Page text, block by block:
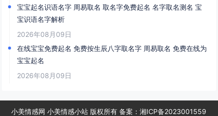
宝宝起名识语名字 周易取名 取名字免费起名 名字取名测名 宝
宝识语名字解析
2026年08月09日
在线宝宝免费起名 免费按生辰八字取名字 周易取名 免费在线为
宝宝起名
2026年08月09日
小美情感网 小美情感小站 版权所有 备案：湘ICP备2023001559